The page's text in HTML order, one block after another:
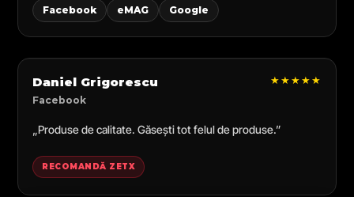
Facebook eMAG Google
Daniel Grigorescu
Facebook
★★★★★
„Produse de calitate. Găsești tot felul de produse.”
RECOMANDĂ ZETX